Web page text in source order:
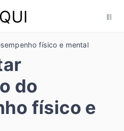
físico e mental
do
físico e